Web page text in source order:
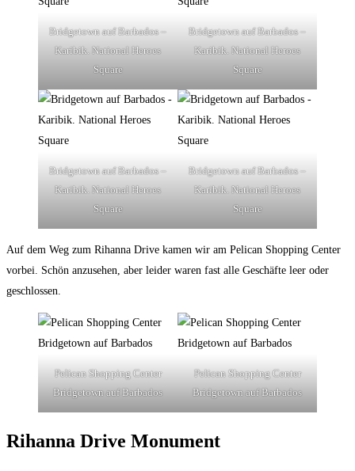
Bridgetown auf Barbados –
Karibik. National Heroes
Square
Bridgetown auf Barbados –
Karibik. National Heroes
Square
Bridgetown auf Barbados –
Karibik. National Heroes
Square
Bridgetown auf Barbados –
Karibik. National Heroes
Square
Auf dem Weg zum Rihanna Drive kamen wir am Pelican Shopping Center
vorbei. Schön anzusehen, aber leider waren fast alle Geschäfte leer oder
geschlossen.
Pelican Shopping Center
Bridgetown auf Barbados
Pelican Shopping Center
Bridgetown auf Barbados
Rihanna Drive Monument